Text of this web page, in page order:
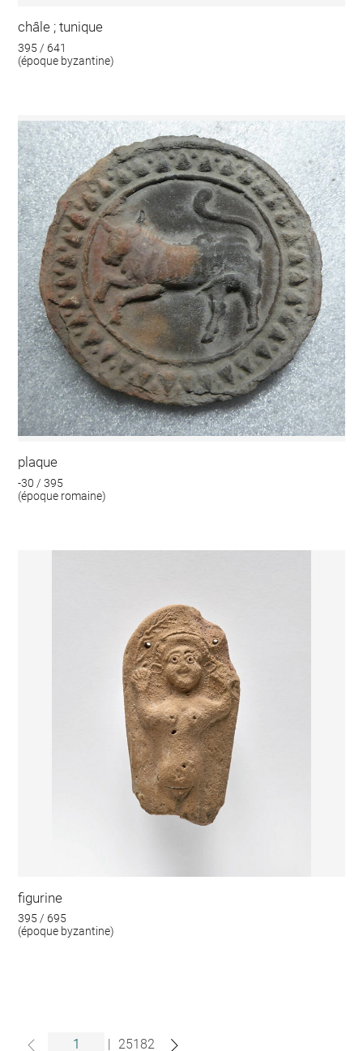
châle ; tunique
395 / 641
(époque byzantine)
plaque
-30 / 395
(époque romaine)
figurine
395 / 695
(époque byzantine)
| 25182